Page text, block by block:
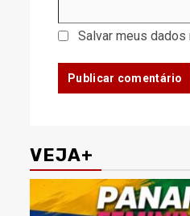
Salvar meus dados
VEJA+